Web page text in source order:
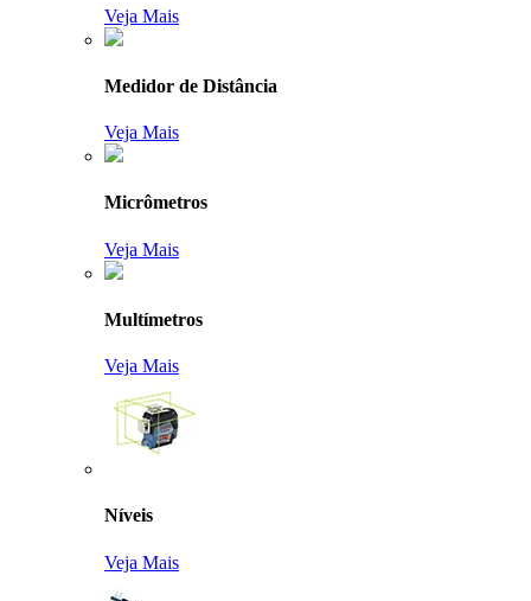
Veja Mais
Medidor de Distância
Veja Mais
Micrômetros
Veja Mais
Multímetros
Veja Mais
Níveis
Veja Mais